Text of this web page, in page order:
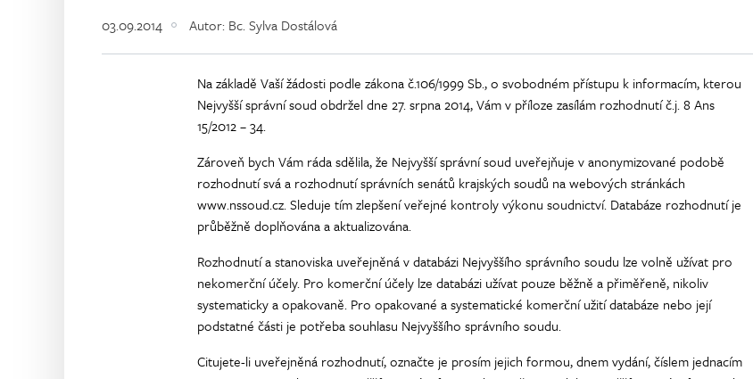
03.09.2014 Autor: Bc. Sylva Dostálová
Na základě Vaší žádosti podle zákona č.106/1999 Sb., o svobodném přístupu k informacím, kterou
Nejvyšší správní soud obdržel dne 27. srpna 2014, Vám v příloze zasílám rozhodnutí č.j. 8 Ans
15/2012 – 34.
Zároveň bych Vám ráda sdělila, že Nejvyšší správní soud uveřejňuje v anonymizované podobě
rozhodnutí svá a rozhodnutí správních senátů krajských soudů na webových stránkách
www.nssoud.cz. Sleduje tím zlepšení veřejné kontroly výkonu soudnictví. Databáze rozhodnutí je
průběžně doplňována a aktualizována.
Rozhodnutí a stanoviska uveřejněná v databázi Nejvyššího správního soudu lze volně užívat pro
nekomerční účely. Pro komerční účely lze databázi užívat pouze běžně a přiměřeně, nikoliv
systematicky a opakovaně. Pro opakované a systematické komerční užití databáze nebo její
podstatné části je potřeba souhlasu Nejvyššího správního soudu.
Citujete-li uveřejněná rozhodnutí, označte je prosím jejich formou, dnem vydání, číslem jednacím